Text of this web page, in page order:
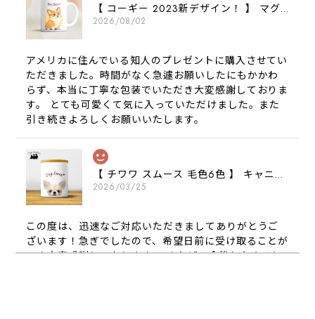
【 コーギー 2023新デザイン！ 】 マグカップ お家用 プレゼント 犬 うちの子 犬グッズ ギフト
2026/08/02
アメリカに住んでいる知人のプレゼントに購入させてい
ただきました。時間がなく急遽お願いしたにもかかわ
らず、本当に丁寧な包装でいただき大変感謝しておりま
す。 とても可愛くて気に入っていただけました。また
引き続きよろしくお願いいたします。
【 チワワ スムース 毛色6色 】 キャニスター 保存容器 お家用 プレゼント 犬 ペット うちの子 犬グッズ
2026/03/25
この度は、迅速なご対応いただきましてありがとうご
ざいます！急ぎでしたので、希望日前に受け取ることが
でき大変感謝しております！ またぜひ今後ともよろし